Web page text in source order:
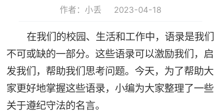
作者：小丢 2023-04-18
在我们的校园、生活和工作中，语录是我们
不可或缺的一部分。这些语录可以激励我们，启
发我们，帮助我们思考问题。今天，为了帮助大
家更好地掌握这些语录，小编为大家整理了一些
关于遵纪守法的名言。